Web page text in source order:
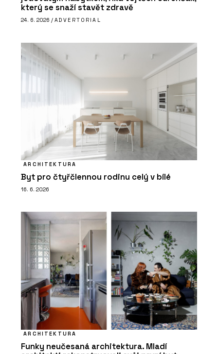
který se snaží stavět zdravě
24. 6. 2026 / ADVERTORIAL
ARCHITEKTURA
Byt pro čtyřčlennou rodinu celý v bílé
16. 6. 2026
ARCHITEKTURA
Funky neučesaná architektura. Mladí